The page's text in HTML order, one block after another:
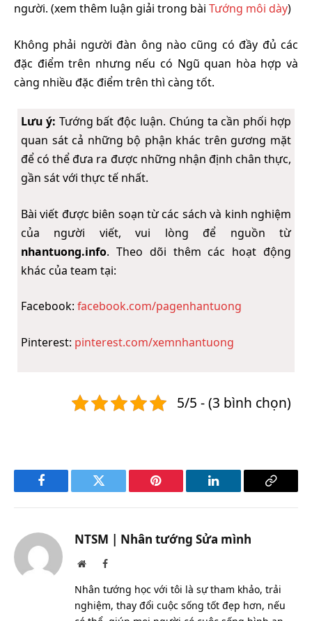
người. (xem thêm luận giải trong bài Tướng môi dày)
Không phải người đàn ông nào cũng có đầy đủ các
đặc điểm trên nhưng nếu có Ngũ quan hòa hợp và
càng nhiều đặc điểm trên thì càng tốt.
Lưu ý: Tướng bất độc luận. Chúng ta cần phối hợp
quan sát cả những bộ phận khác trên gương mặt
để có thể đưa ra được những nhận định chân thực,
gần sát với thực tế nhất.
Bài viết được biên soạn từ các sách và kinh nghiệm
của người viết, vui lòng để nguồn từ
nhantuong.info. Theo dõi thêm các hoạt động
khác của team tại:
Facebook: facebook.com/pagenhantuong
Pinterest: pinterest.com/xemnhantuong
5/5 - (3 bình chọn)
Facebook Twitter Pinterest LinkedIn
Copy
NTSM | Nhân tướng Sửa mình
WebsiteFacebook
Nhân tướng học với tôi là sự tham khảo, trải
nghiệm, thay đổi cuộc sống tốt đẹp hơn, nếu